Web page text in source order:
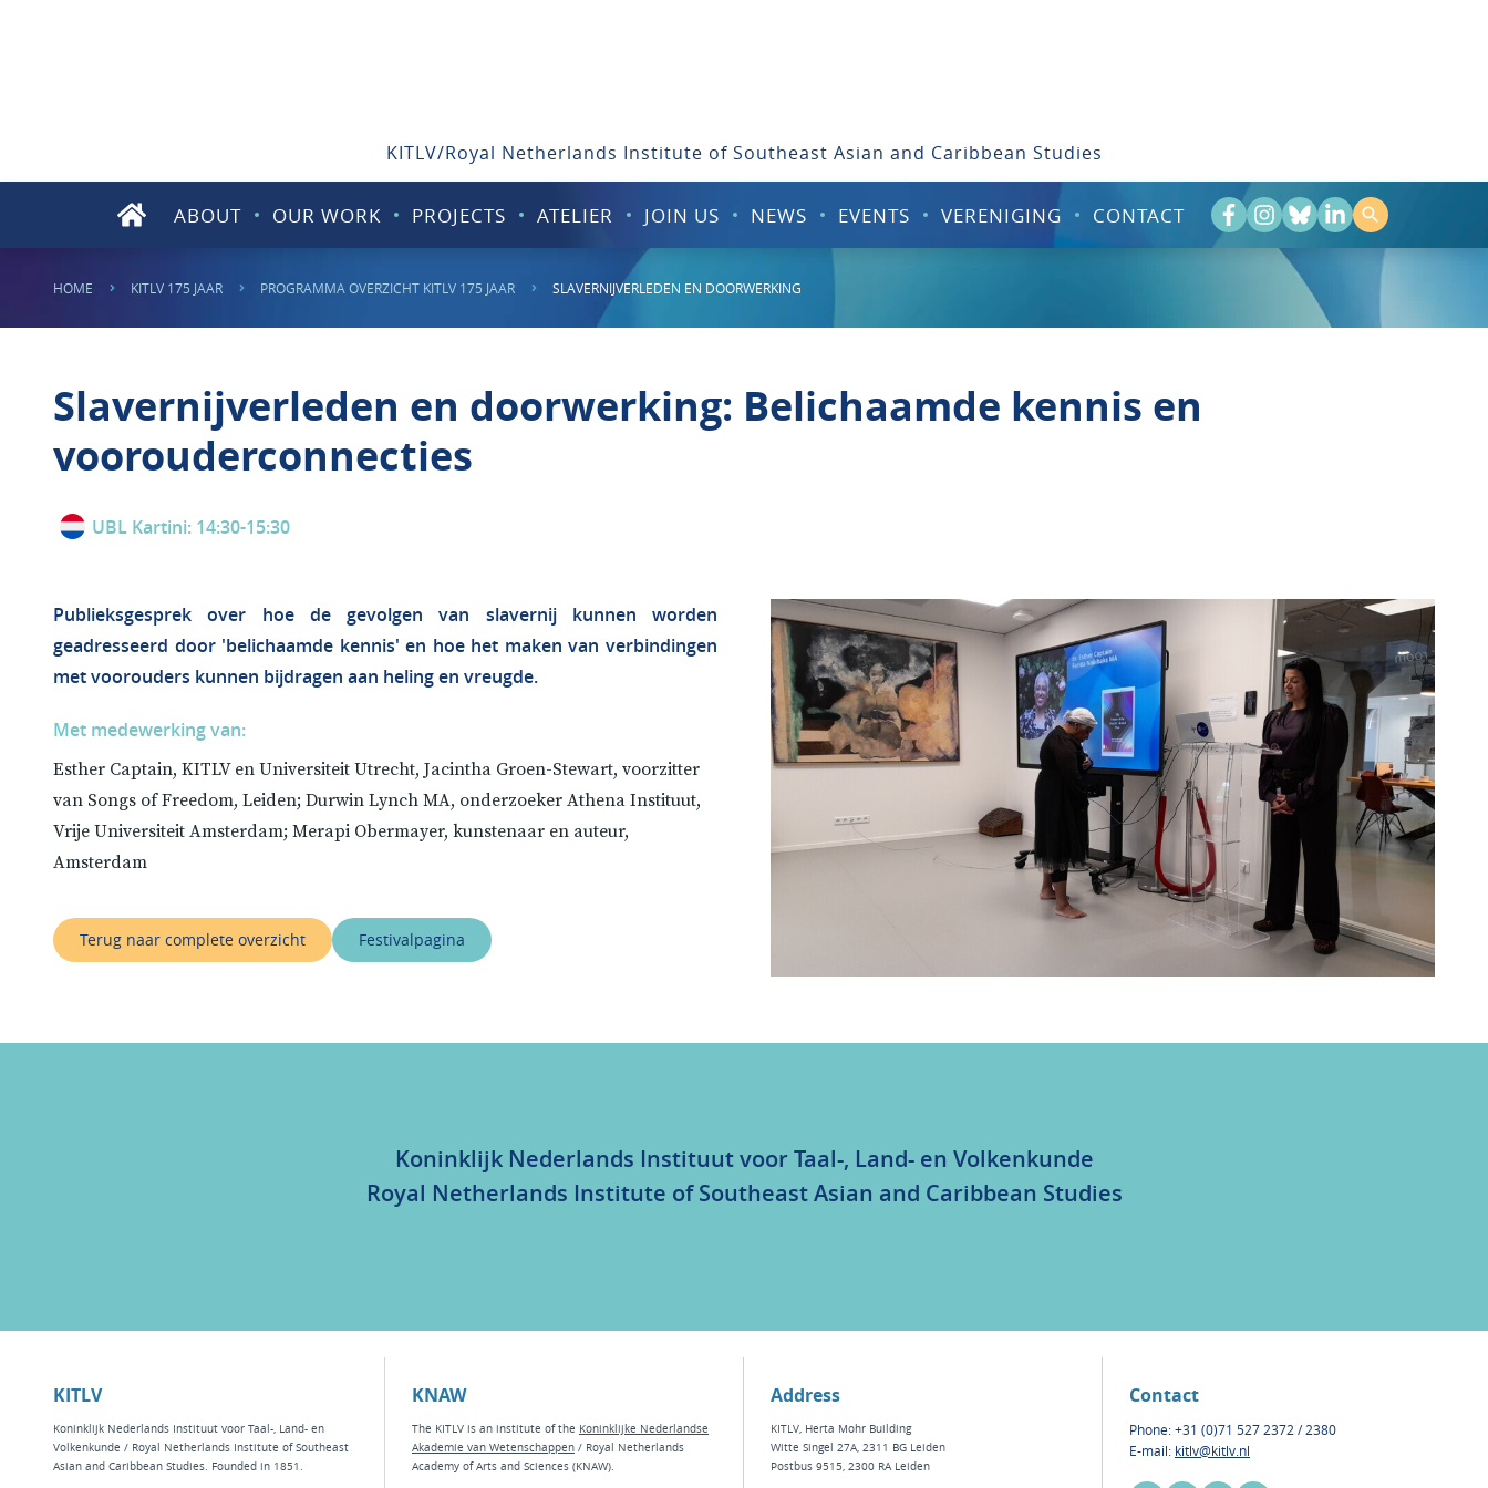
KITLV/Royal Netherlands Institute of Southeast Asian and Caribbean Studies
ABOUT OUR WORK PROJECTS ATELIER JOIN US NEWS EVENTS VERENIGING CONTACT
HOME KITLV 175 JAAR PROGRAMMA OVERZICHT KITLV 175 JAAR SLAVERNIJVERLEDEN EN DOORWERKING
Slavernijverleden en doorwerking: Belichaamde kennis en
voorouderconnecties
UBL Kartini: 14:30-15:30
Publieksgesprek over hoe de gevolgen van slavernij kunnen worden
geadresseerd door 'belichaamde kennis' en hoe het maken van verbindingen
met voorouders kunnen bijdragen aan heling en vreugde.
Met medewerking van:
Esther Captain, KITLV en Universiteit Utrecht, Jacintha Groen-Stewart, voorzitter
van Songs of Freedom, Leiden; Durwin Lynch MA, onderzoeker Athena Instituut,
Vrije Universiteit Amsterdam; Merapi Obermayer, kunstenaar en auteur,
Amsterdam
Terug naar complete overzicht Festivalpagina
Koninklijk Nederlands Instituut voor Taal-, Land- en Volkenkunde
Royal Netherlands Institute of Southeast Asian and Caribbean Studies
KITLV
Koninklijk Nederlands Instituut voor Taal-, Land- en
Volkenkunde / Royal Netherlands Institute of Southeast
Asian and Caribbean Studies. Founded in 1851.
KNAW
The KITLV is an institute of the Koninklijke Nederlandse
Akademie van Wetenschappen / Royal Netherlands
Academy of Arts and Sciences (KNAW).
Address
KITLV, Herta Mohr Building
Witte Singel 27A, 2311 BG Leiden
Postbus 9515, 2300 RA Leiden
Contact
Phone: +31 (0)71 527 2372 / 2380
E-mail: kitlv@kitlv.nl